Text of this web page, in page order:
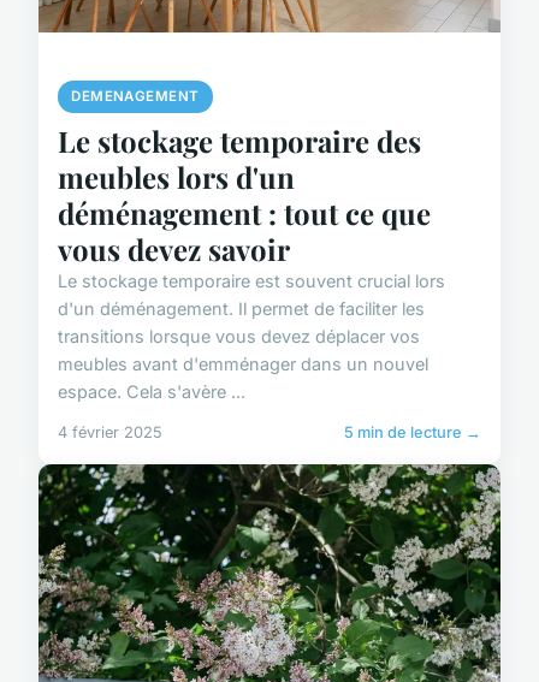
DEMENAGEMENT
Le stockage temporaire des
meubles lors d'un
déménagement : tout ce que
vous devez savoir
Le stockage temporaire est souvent crucial lors
d'un déménagement. Il permet de faciliter les
transitions lorsque vous devez déplacer vos
meubles avant d'emménager dans un nouvel
espace. Cela s'avère ...
4 février 2025 5 min de lecture →